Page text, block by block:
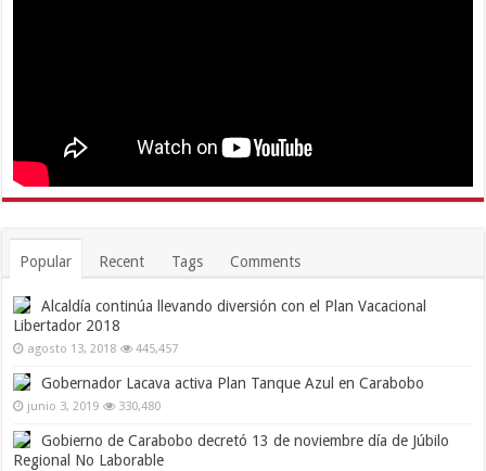
Popular Recent Tags Comments
Alcaldía continúa llevando diversión con el Plan Vacacional
Libertador 2018
agosto 13, 2018 445,457
Gobernador Lacava activa Plan Tanque Azul en Carabobo
junio 3, 2019 330,480
Gobierno de Carabobo decretó 13 de noviembre día de Júbilo
Regional No Laborable